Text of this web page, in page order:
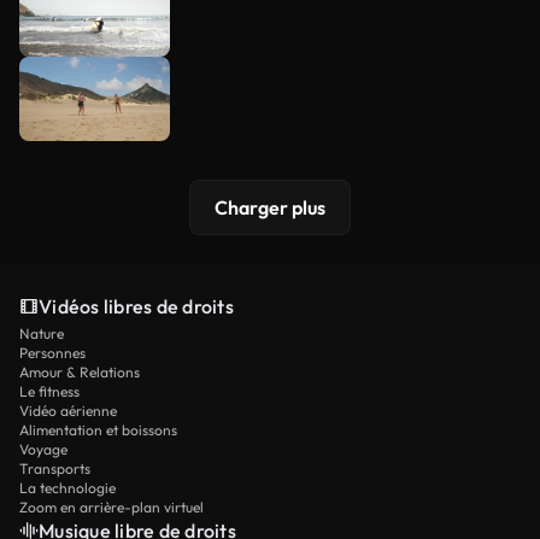
Charger plus
Vidéos libres de droits
Nature
Personnes
Amour & Relations
Le fitness
Vidéo aérienne
Alimentation et boissons
Voyage
Transports
La technologie
Zoom en arrière-plan virtuel
Musique libre de droits